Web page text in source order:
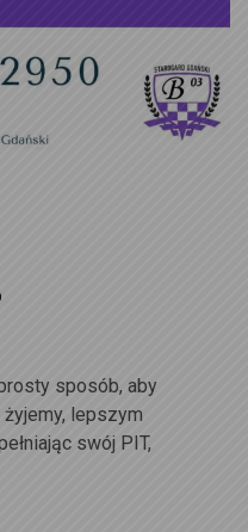
sposób, aby
lepszym
swój PIT,